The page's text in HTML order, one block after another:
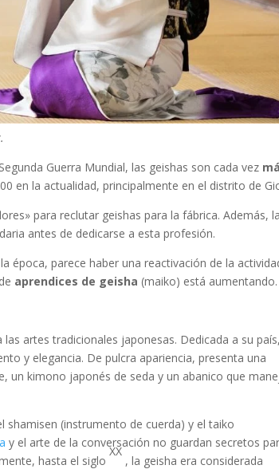
Guerra Mundial, las geishas son cada vez
en la actualidad, principalmente en el distrito de
para reclutar geishas para la fábrica. Además,
antes de dedicarse a esta profesión.
época, parece haber una reactivación de la
aprendices de geisha (maiko) está aumentando.
artes tradicionales japonesas. Dedicada a su
y elegancia. De pulcra apariencia, presenta una
un kimono japonés de seda y un abanico que
shamisen (instrumento de cuerda) y el taiko
y el arte de la conversación no guardan secretos
hasta el siglo
XX
, la geisha era considerada